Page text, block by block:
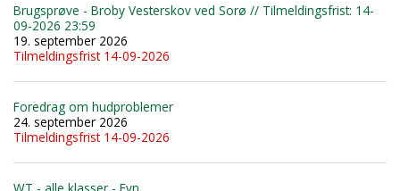
Brugsprøve - Broby Vesterskov ved Sorø // Tilmeldingsfrist: 14-
09-2026 23:59
19. september 2026
Tilmeldingsfrist 14-09-2026
Foredrag om hudproblemer
24. september 2026
Tilmeldingsfrist 14-09-2026
WT - alle klasser - Fyn